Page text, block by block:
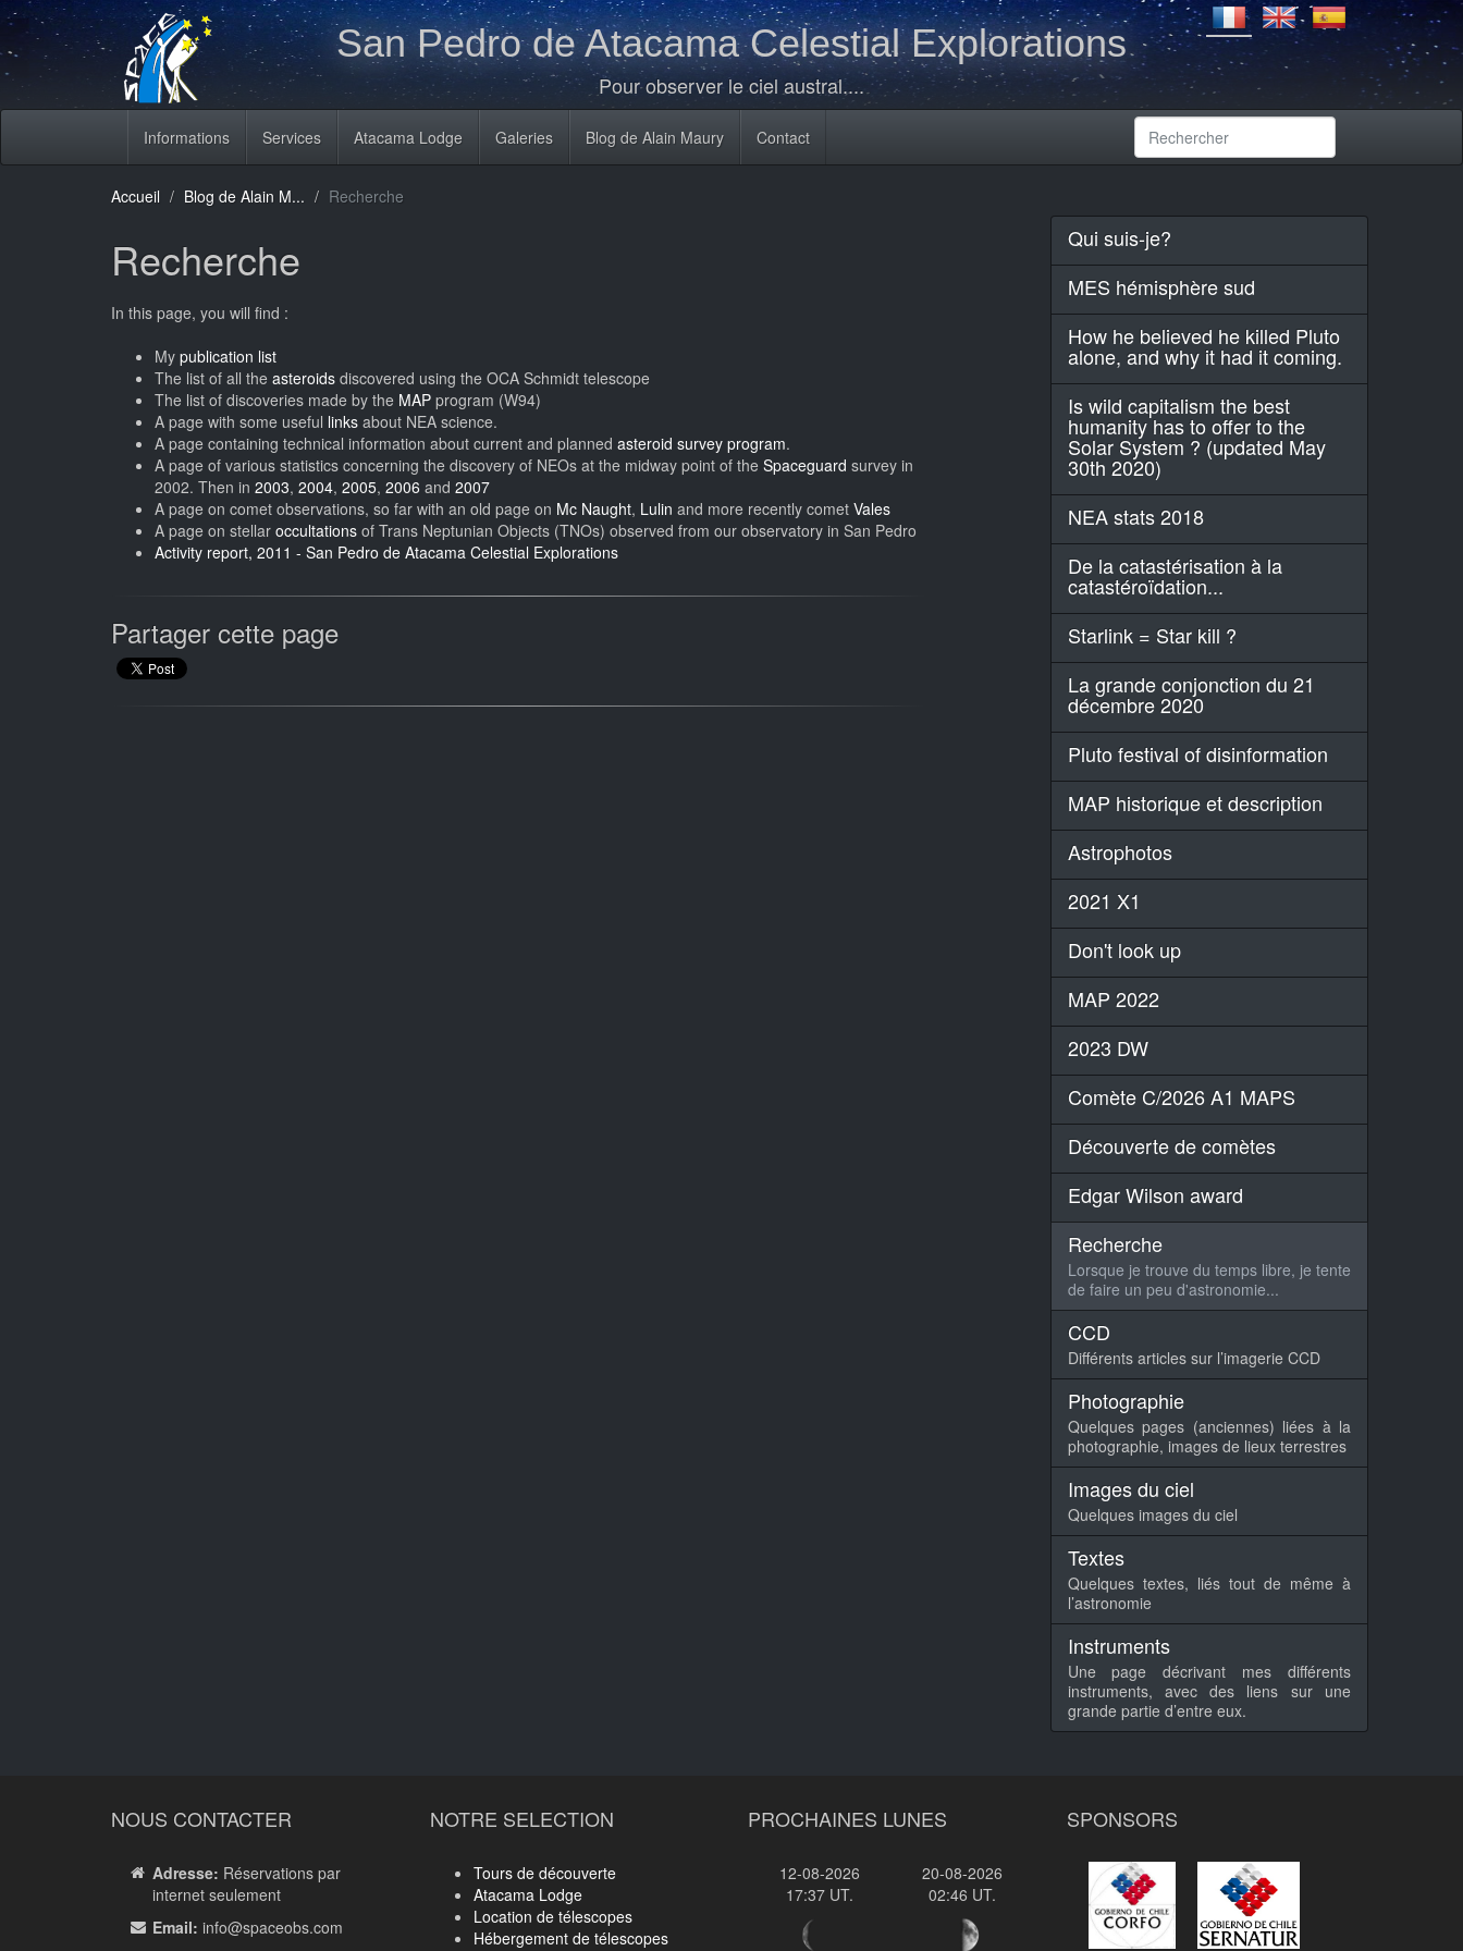
San Pedro de Atacama Celestial Explorations
Pour observer le ciel austral....
Informations Services Atacama Lodge Galeries Blog de Alain Maury Contact
Accueil Blog de Alain M... Recherche
Recherche
In this page, you will find :
My publication list
The list of all the asteroids discovered using the OCA Schmidt telescope
The list of discoveries made by the MAP program (W94)
A page with some useful links about NEA science.
A page containing technical information about current and planned asteroid survey program.
A page of various statistics concerning the discovery of NEOs at the midway point of the Spaceguard survey in
2002. Then in 2003, 2004, 2005, 2006 and 2007
A page on comet observations, so far with an old page on Mc Naught, Lulin and more recently comet Vales
A page on stellar occultations of Trans Neptunian Objects (TNOs) observed from our observatory in San Pedro
Activity report, 2011 - San Pedro de Atacama Celestial Explorations
Partager cette page
Qui suis-je?
MES hémisphère sud
How he believed he killed Pluto
alone, and why it had it coming.
Is wild capitalism the best
humanity has to offer to the
Solar System ? (updated May
30th 2020)
NEA stats 2018
De la catastérisation à la
catastéroïdation...
Starlink = Star kill ?
La grande conjonction du 21
décembre 2020
Pluto festival of disinformation
MAP historique et description
Astrophotos
2021 X1
Don't look up
MAP 2022
2023 DW
Comète C/2026 A1 MAPS
Découverte de comètes
Edgar Wilson award
Recherche
Lorsque je trouve du temps libre, je tente
de faire un peu d'astronomie...
CCD
Différents articles sur l’imagerie CCD
Photographie
Quelques pages (anciennes) liées à la
photographie, images de lieux terrestres
Images du ciel
Quelques images du ciel
Textes
Quelques textes, liés tout de même à
l’astronomie
Instruments
Une page décrivant mes différents
instruments, avec des liens sur une
grande partie d’entre eux.
NOUS CONTACTER
Adresse: Réservations par
internet seulement
Email: info@spaceobs.com
NOTRE SELECTION
Tours de découverte
Atacama Lodge
Location de télescopes
Hébergement de télescopes
PROCHAINES LUNES
12-08-2026
17:37 UT.
20-08-2026
02:46 UT.
SPONSORS